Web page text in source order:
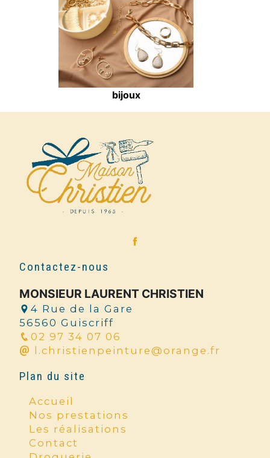
bijoux
Contactez-nous
MONSIEUR LAURENT CHRISTIEN
4 Rue de la Gare
56560 Guiscriff
02 97 34 07 06
l.christienpeinture@orange.fr
Plan du site
Accueil
Nos prestations
Les réalisations
Contact